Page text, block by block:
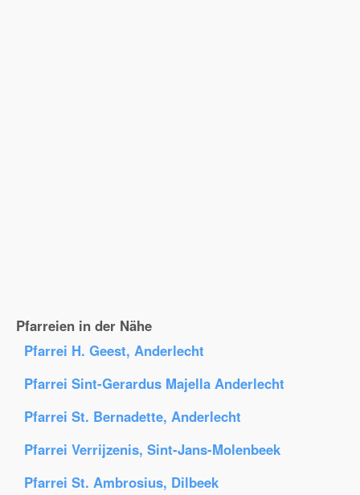
Pfarreien in der Nähe
Pfarrei H. Geest, Anderlecht
Pfarrei Sint-Gerardus Majella Anderlecht
Pfarrei St. Bernadette, Anderlecht
Pfarrei Verrijzenis, Sint-Jans-Molenbeek
Pfarrei St. Ambrosius, Dilbeek